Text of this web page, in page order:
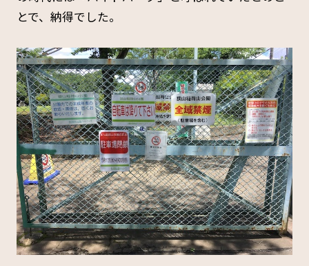
とで、納得でした。